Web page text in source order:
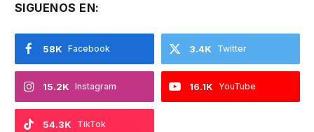
SIGUENOS EN:
Facebook
58K Twitter
3.4K
Instagram
15.2K YouTube
16.1K
TikTok
54.3K